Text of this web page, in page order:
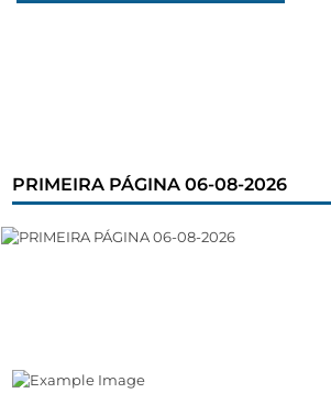
PRIMEIRA PÁGINA 06-08-2026